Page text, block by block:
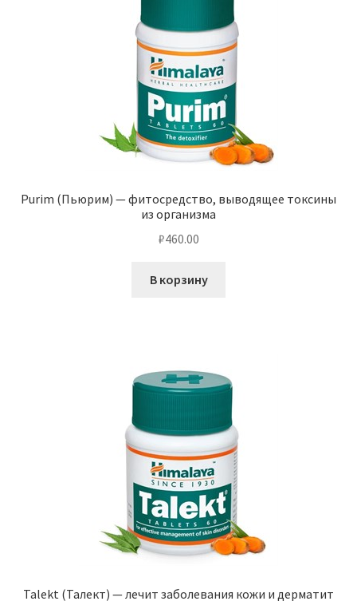
Purim (Пьюрим) — фитосредство, выводящее токсины
из организма
₽460.00
В корзину
Talekt (Талект) — лечит заболевания кожи и дерматит